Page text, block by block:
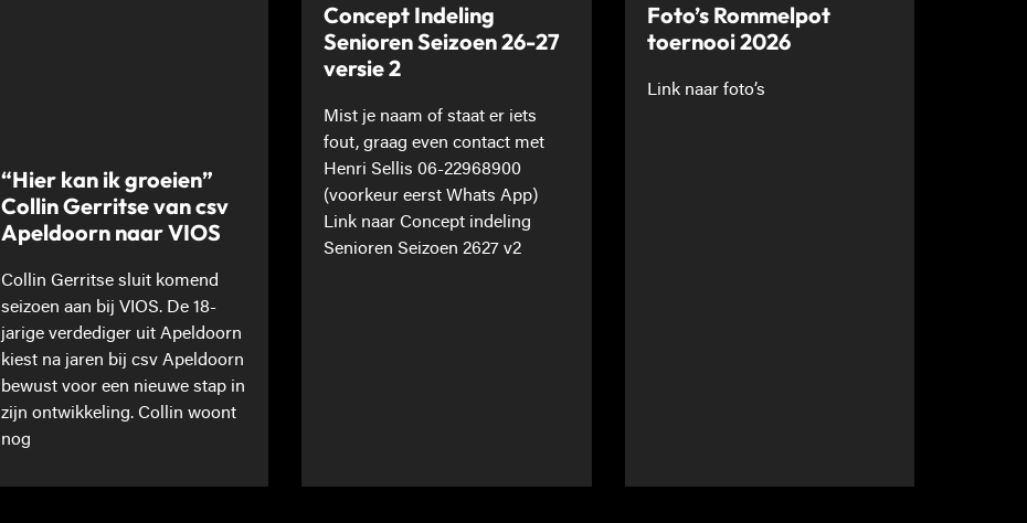
“Hier kan ik groeien”
Collin Gerritse van csv
Apeldoorn naar VIOS
Collin Gerritse sluit komend
seizoen aan bij VIOS. De 18-
jarige verdediger uit Apeldoorn
kiest na jaren bij csv Apeldoorn
bewust voor een nieuwe stap in
zijn ontwikkeling. Collin woont
nog
Concept Indeling
Senioren Seizoen 26-27
versie 2
Mist je naam of staat er iets
fout, graag even contact met
Henri Sellis 06-22968900
(voorkeur eerst Whats App)
Link naar Concept indeling
Senioren Seizoen 2627 v2
Foto’s Rommelpot
toernooi 2026
Link naar foto’s